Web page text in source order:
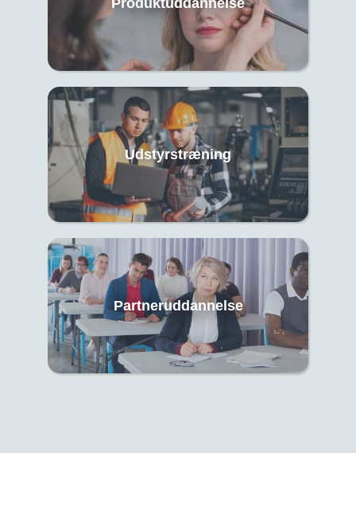
Udstyrstræning
Partneruddannelse